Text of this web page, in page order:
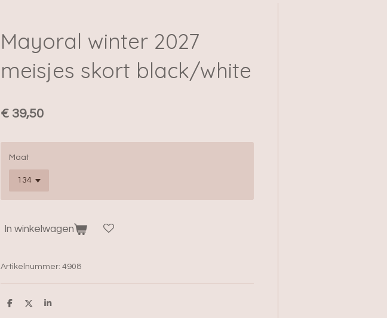
Mayoral winter 2027
meisjes skort black/white
€ 39,50
Maat
In winkelwagen
Artikelnummer: 4908
D
D
S